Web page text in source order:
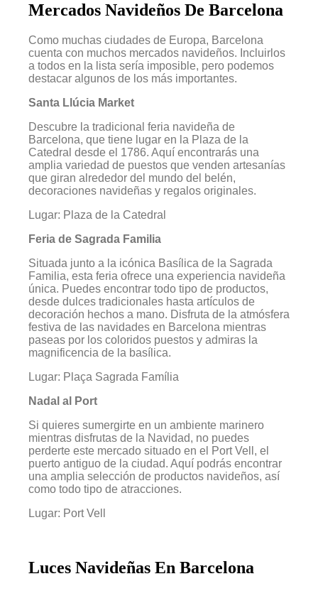
Mercados Navideños De Barcelona
Como muchas ciudades de Europa, Barcelona
cuenta con muchos mercados navideños. Incluirlos
a todos en la lista sería imposible, pero podemos
destacar algunos de los más importantes.
Santa Llúcia Market
Descubre la tradicional feria navideña de
Barcelona, que tiene lugar en la Plaza de la
Catedral desde el 1786. Aquí encontrarás una
amplia variedad de puestos que venden artesanías
que giran alrededor del mundo del belén,
decoraciones navideñas y regalos originales.
Lugar: Plaza de la Catedral
Feria de Sagrada Familia
Situada junto a la icónica Basílica de la Sagrada
Familia, esta feria ofrece una experiencia navideña
única. Puedes encontrar todo tipo de productos,
desde dulces tradicionales hasta artículos de
decoración hechos a mano. Disfruta de la atmósfera
festiva de las navidades en Barcelona mientras
paseas por los coloridos puestos y admiras la
magnificencia de la basílica.
Lugar: Plaça Sagrada Família
Nadal al Port
Si quieres sumergirte en un ambiente marinero
mientras disfrutas de la Navidad, no puedes
perderte este mercado situado en el Port Vell, el
puerto antiguo de la ciudad. Aquí podrás encontrar
una amplia selección de productos navideños, así
como todo tipo de atracciones.
Lugar: Port Vell
Luces Navideñas En Barcelona